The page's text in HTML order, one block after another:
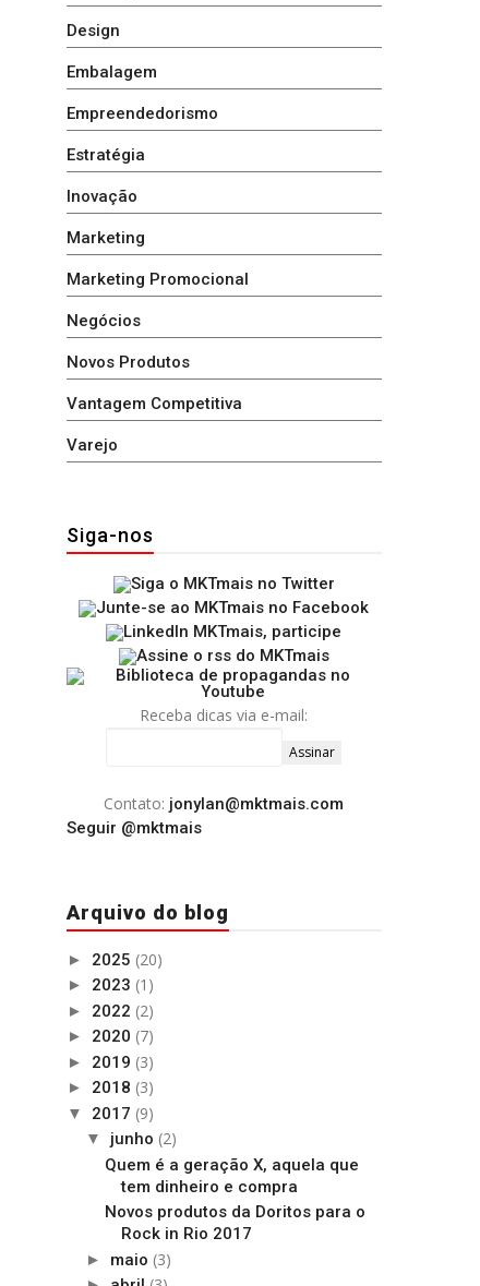
Design
Embalagem
Empreendedorismo
Estratégia
Inovação
Marketing
Marketing Promocional
Negócios
Novos Produtos
Vantagem Competitiva
Varejo
Siga-nos
Receba dicas via e-mail:
Contato: jonylan@mktmais.com
Seguir @mktmais
Arquivo do blog
► 2025 (20)
► 2023 (1)
► 2022 (2)
► 2020 (7)
► 2019 (3)
► 2018 (3)
▼ 2017 (9)
▼ junho (2)
Quem é a geração X, aquela que
tem dinheiro e compra
Novos produtos da Doritos para o
Rock in Rio 2017
► maio (3)